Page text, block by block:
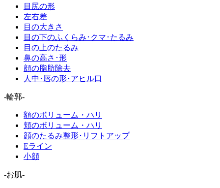
目尻の形
左右差
目の大きさ
目の下のふくらみ･クマ･たるみ
目の上のたるみ
鼻の高さ･形
顔の脂肪除去
人中･唇の形･アヒル口
-輪郭-
額のボリューム・ハリ
頬のボリューム・ハリ
顔のたるみ整形･リフトアップ
Eライン
小顔
-お肌-